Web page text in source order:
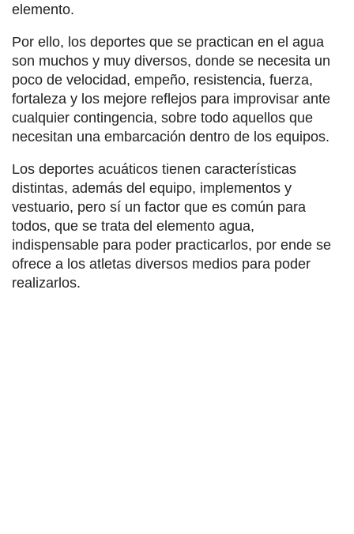
elemento.
Por ello, los deportes que se practican en el agua
son muchos y muy diversos, donde se necesita un
poco de velocidad, empeño, resistencia, fuerza,
fortaleza y los mejore reflejos para improvisar ante
cualquier contingencia, sobre todo aquellos que
necesitan una embarcación dentro de los equipos.
Los deportes acuáticos tienen características
distintas, además del equipo, implementos y
vestuario, pero sí un factor que es común para
todos, que se trata del elemento agua,
indispensable para poder practicarlos, por ende se
ofrece a los atletas diversos medios para poder
realizarlos.